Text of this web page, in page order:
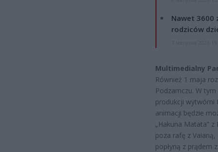
Nawet 3600
rodziców
Multimedialny
Również 1 maja
Podzamczu. W
produkcji wytwórni
animacji będzie
„Hakuna Matata”
poza rafę z
popłyną z prądem